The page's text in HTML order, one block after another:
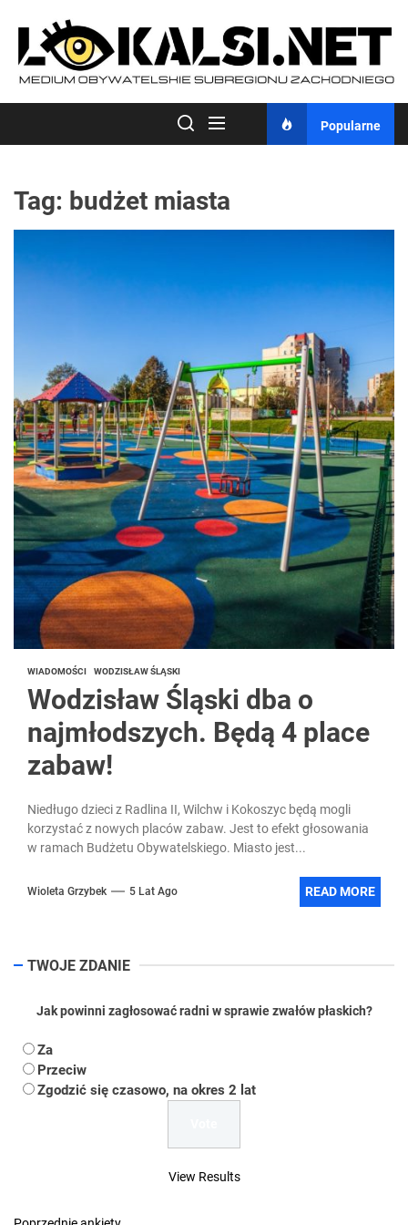
content
Popularne
Tag: budżet miasta
WIADOMOŚCI WODZISŁAW ŚLĄSKI
Wodzisław Śląski dba o
najmłodszych. Będą 4 place
zabaw!
Niedługo dzieci z Radlina II, Wilchw i Kokoszyc będą mogli
korzystać z nowych placów zabaw. Jest to efekt głosowania
w ramach Budżetu Obywatelskiego. Miasto jest...
Wioleta Grzybek 5 Lat Ago READ MORE
TWOJE ZDANIE
Jak powinni zagłosować radni w sprawie zwałów płaskich?
Za
Przeciw
Zgodzić się czasowo, na okres 2 lat
View Results